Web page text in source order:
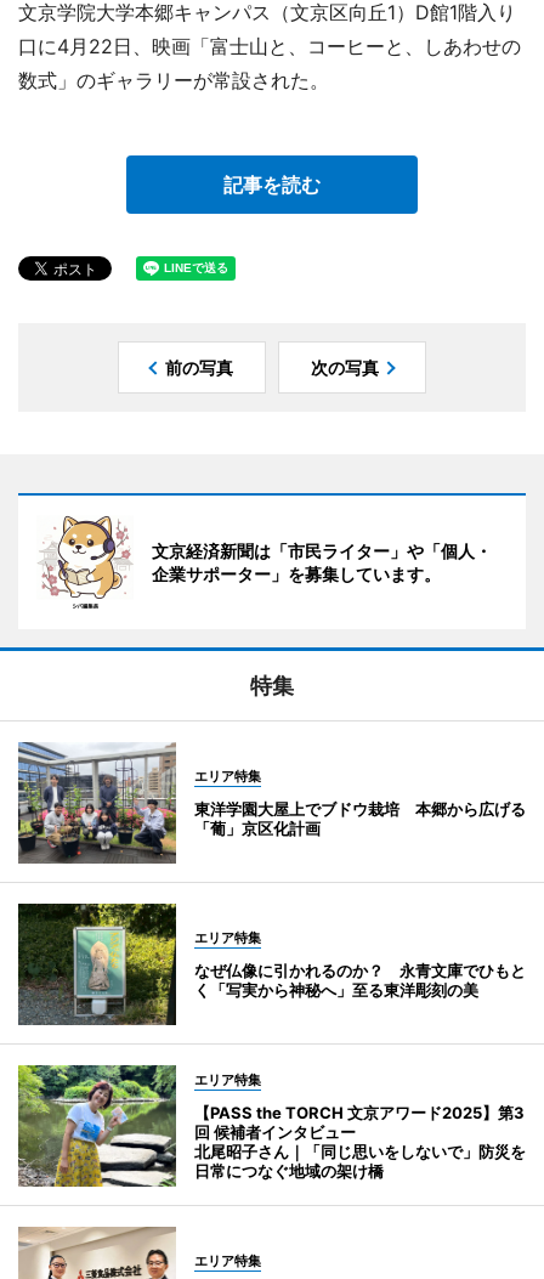
文京学院大学本郷キャンパス（文京区向丘1）D館1階入り
口に4月22日、映画「富士山と、コーヒーと、しあわせの
数式」のギャラリーが常設された。
記事を読む
前の写真 次の写真
文京経済新聞は「市民ライター」や「個人・
企業サポーター」を募集しています。
特集
エリア特集
東洋学園大屋上でブドウ栽培 本郷から広げる
「葡」京区化計画
エリア特集
なぜ仏像に引かれるのか？ 永青文庫でひもと
く「写実から神秘へ」至る東洋彫刻の美
エリア特集
【PASS the TORCH 文京アワード2025】第3
回 候補者インタビュー
北尾昭子さん｜「同じ思いをしないで」防災を
日常につなぐ地域の架け橋
エリア特集